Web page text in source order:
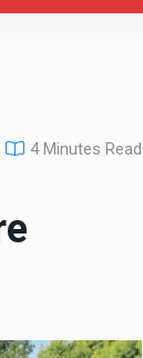
4 Minutes Read